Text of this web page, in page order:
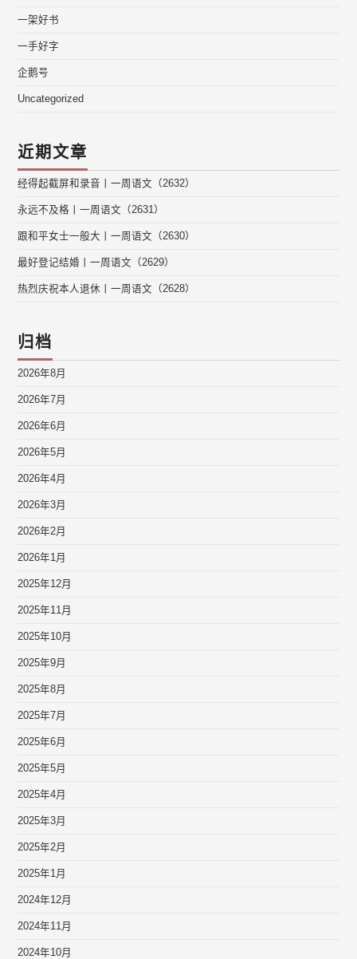
一架好书
一手好字
企鹅号
Uncategorized
近期文章
经得起截屏和录音丨一周语文（2632）
永远不及格丨一周语文（2631）
跟和平女士一般大丨一周语文（2630）
最好登记结婚丨一周语文（2629）
热烈庆祝本人退休丨一周语文（2628）
归档
2026年8月
2026年7月
2026年6月
2026年5月
2026年4月
2026年3月
2026年2月
2026年1月
2025年12月
2025年11月
2025年10月
2025年9月
2025年8月
2025年7月
2025年6月
2025年5月
2025年4月
2025年3月
2025年2月
2025年1月
2024年12月
2024年11月
2024年10月